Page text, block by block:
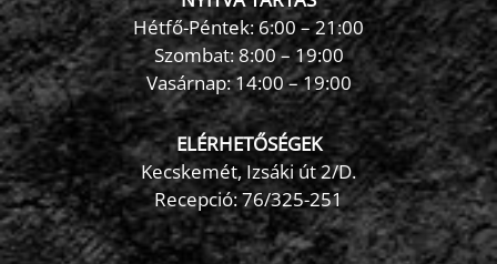
Hétfő-Péntek: 6:00 – 21:00
Szombat: 8:00 – 19:00
Vasárnap: 14:00 – 19:00
ELÉRHETŐSÉGEK
Kecskemét, Izsáki út 2/D.
Recepció:76/325-251